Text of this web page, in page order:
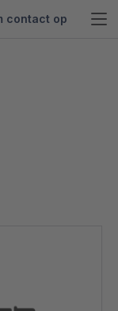
contact op